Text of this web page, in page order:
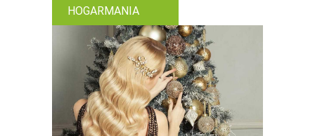
HOGARMANIA